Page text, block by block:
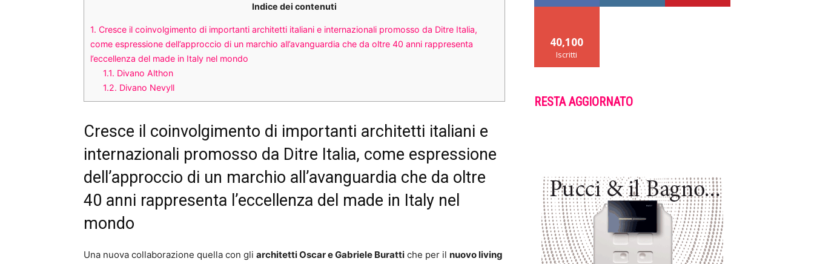
Indice dei contenuti
1. Cresce il coinvolgimento di importanti architetti italiani e internazionali promosso da Ditre Italia,
come espressione dell’approccio di un marchio all’avanguardia che da oltre 40 anni rappresenta
l’eccellenza del made in Italy nel mondo
1.1. Divano Althon
1.2. Divano Nevyll
Cresce il coinvolgimento di importanti architetti italiani e
internazionali promosso da Ditre Italia, come espressione
dell’approccio di un marchio all’avanguardia che da oltre
40 anni rappresenta l’eccellenza del made in Italy nel
mondo
Una nuova collaborazione quella con gli architetti Oscar e Gabriele Buratti che per il nuovo living
40,100
Iscritti
RESTA AGGIORNATO